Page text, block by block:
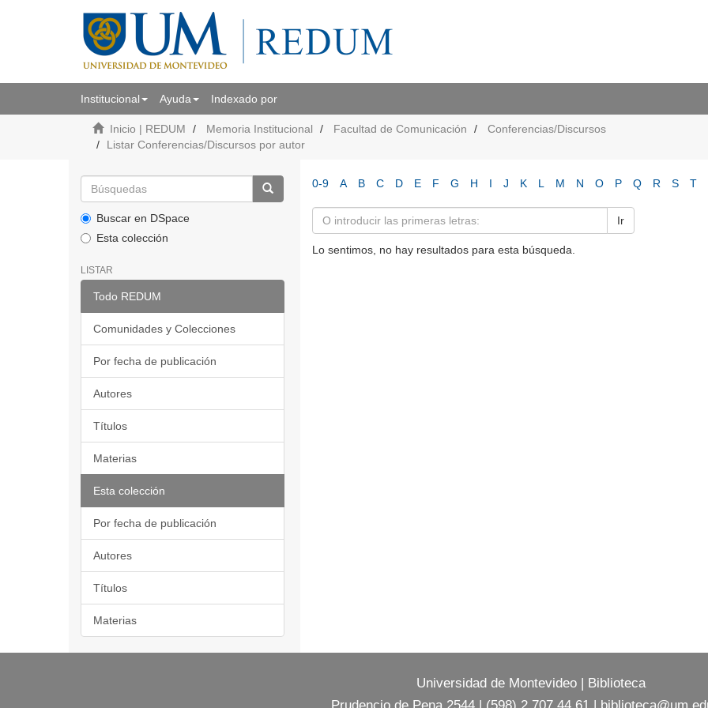
Institucional Ayuda Indexado por
Inicio | REDUM Memoria Institucional Facultad de Comunicación
Conferencias/Discursos
Listar Conferencias/Discursos por autor
Buscar en DSpace
Esta colección
LISTAR
Todo REDUM
Comunidades y Colecciones
Por fecha de publicación
Autores
Títulos
Materias
Esta colección
Por fecha de publicación
Autores
Títulos
Materias
0-9 A B C D E F G H I J K L M N O P Q R S T
Ir
Lo sentimos, no hay resultados para esta búsqueda.
Universidad de Montevideo | Biblioteca